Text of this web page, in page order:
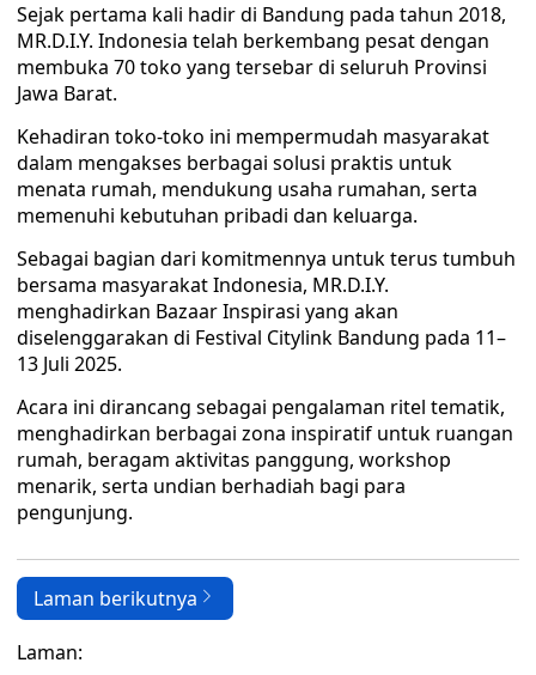
Sejak pertama kali hadir di Bandung pada tahun 2018,
MR.D.I.Y. Indonesia telah berkembang pesat dengan
membuka 70 toko yang tersebar di seluruh Provinsi
Jawa Barat.
Kehadiran toko-toko ini mempermudah masyarakat
dalam mengakses berbagai solusi praktis untuk
menata rumah, mendukung usaha rumahan, serta
memenuhi kebutuhan pribadi dan keluarga.
Sebagai bagian dari komitmennya untuk terus tumbuh
bersama masyarakat Indonesia, MR.D.I.Y.
menghadirkan Bazaar Inspirasi yang akan
diselenggarakan di Festival Citylink Bandung pada 11–
13 Juli 2025.
Acara ini dirancang sebagai pengalaman ritel tematik,
menghadirkan berbagai zona inspiratif untuk ruangan
rumah, beragam aktivitas panggung, workshop
menarik, serta undian berhadiah bagi para
pengunjung.
Laman berikutnya
Laman: